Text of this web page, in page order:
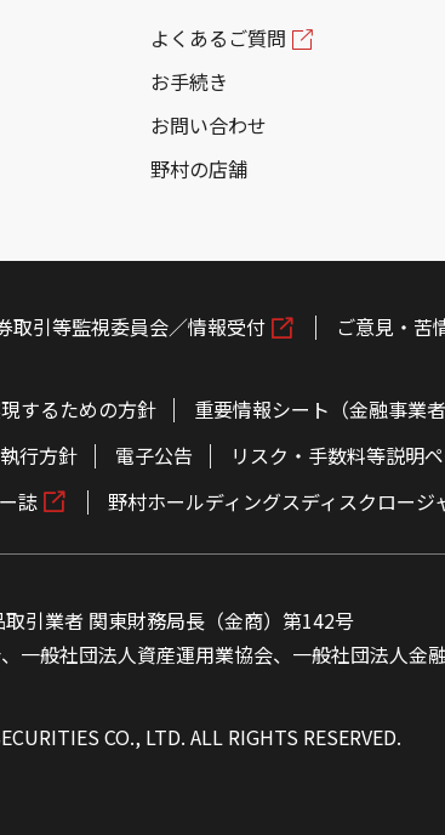
よくあるご質問
お手続き
お問い合わせ
野村の店舗
取引等監視委員会／情報受付 ご意見・苦
するための方針 重要情報シート（金融事業者
行方針 電子公告 リスク・手数料等説明
誌
野村ホールディングスディスクロージ
引業者 関東財務局長（金商）第142号
一般社団法人資産運用業協会、一般社団法人
CO., LTD. ALL RIGHTS RESERVED.